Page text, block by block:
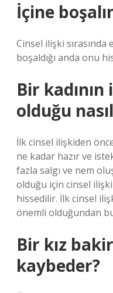
İçine
Cinsel ilişki
boşaldığı anda onu
Bir
olduğu
İlk cinsel ilişkiden
ne kadar hazır ve
fazla salgı ve nem
olduğu için cinsel ilişki
hissedilir. İlk cinsel
önemli olduğundan
Bir kız
kaybeder?